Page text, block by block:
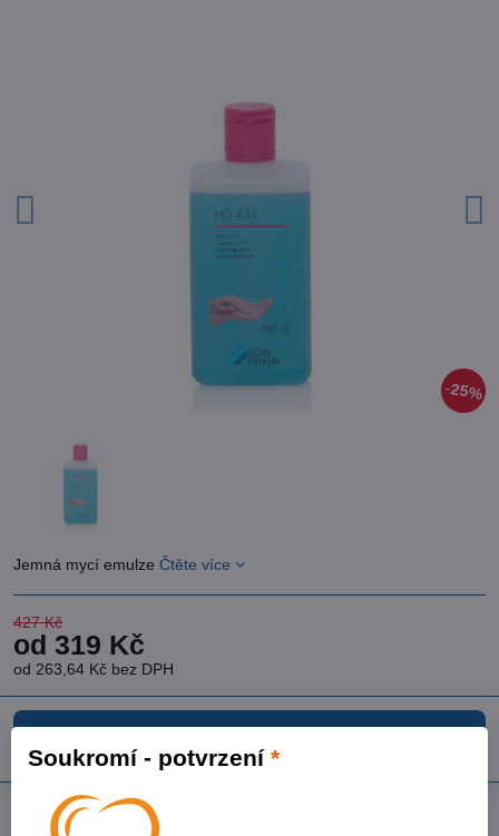
25%
Jemná mycí emulze Čtěte více
427 Kč
od 319 Kč
od 263,64 Kč bez DPH
Přidat k Oblíbeným
Soukromí - potvrzení *